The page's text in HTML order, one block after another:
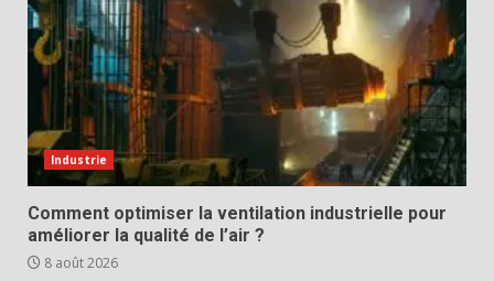
Industrie
Comment optimiser la ventilation industrielle pour
améliorer la qualité de l’air ?
8 août 2026